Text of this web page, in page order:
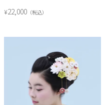
¥22,000 税込